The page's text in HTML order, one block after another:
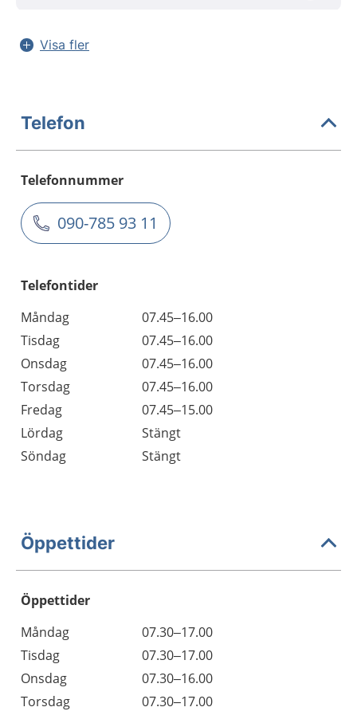
Visa fler
Telefon
Telefonnummer
090-785 93 11
Telefontider
Måndag
07.45–16.00
Tisdag
07.45–16.00
Onsdag
07.45–16.00
Torsdag
07.45–16.00
Fredag
07.45–15.00
Lördag
Stängt
Söndag
Stängt
Öppettider
Öppettider
Dag
Öppettider
Kommentarer
Måndag
07.30–17.00
Tisdag
07.30–17.00
Onsdag
07.30–16.00
Torsdag
07.30–17.00